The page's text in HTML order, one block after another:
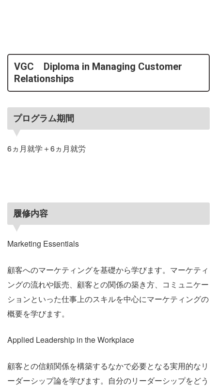
VGC Diploma in Managing Customer
Relationships
プログラム期間
6ヵ月就学＋6ヵ月就労
履修内容
Marketing Essentials
顧客へのマーケティングを基礎から学びます。マーケティ
ングの流れや販売、顧客との関係の築き方、コミュニケー
ションといった仕事上のスキルを中心にマーケティングの
概要を学びます。
Applied Leadership in the Workplace
顧客との信頼関係を構築するなかで必要となる実用的なリ
ーダーシップ論を学びます。自分のリーダーシップをどう